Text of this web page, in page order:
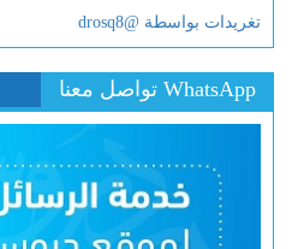
تغريدات بواسطة @drosq8
WhatsApp تواصل معنا